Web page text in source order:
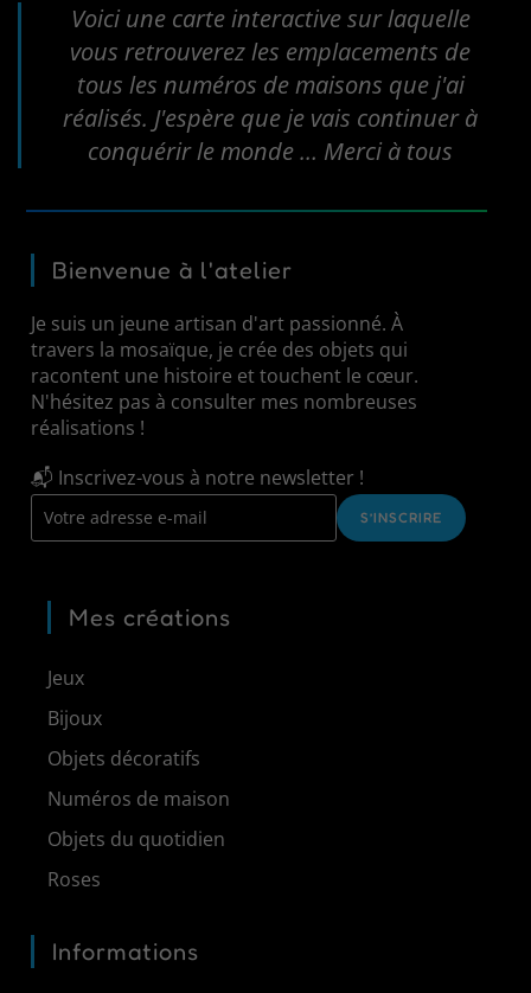
Voici une carte interactive sur laquelle
vous retrouverez les emplacements de
tous les numéros de maisons que j'ai
réalisés. J'espère que je vais continuer à
conquérir le monde … Merci à tous
Bienvenue à l'atelier
Je suis un jeune artisan d'art passionné. À
travers la mosaïque, je crée des objets qui
racontent une histoire et touchent le cœur.
N'hésitez pas à consulter mes nombreuses
réalisations !
📬 Inscrivez-vous à notre newsletter !
S’INSCRIRE
Mes créations
Jeux
Bijoux
Objets décoratifs
Numéros de maison
Objets du quotidien
Roses
Informations